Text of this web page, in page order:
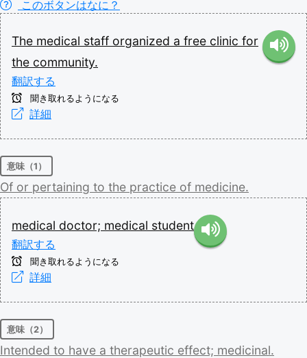
このボタンはなに？
The medical staff organized a free clinic for
the community.
翻訳する
聞き取れるようになる
詳細
意味（1）
Of or pertaining to the practice of medicine.
medical doctor; medical student
翻訳する
聞き取れるようになる
詳細
意味（2）
Intended to have a therapeutic effect; medicinal.